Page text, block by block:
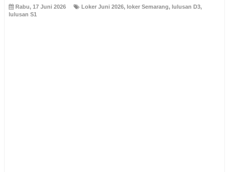
Rabu, 17 Juni 2026 Loker Juni 2026, loker Semarang, lulusan D3,
lulusan S1